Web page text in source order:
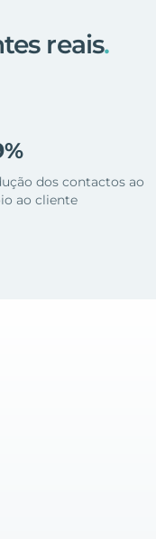
reais.
dos contactos ao
ao cliente